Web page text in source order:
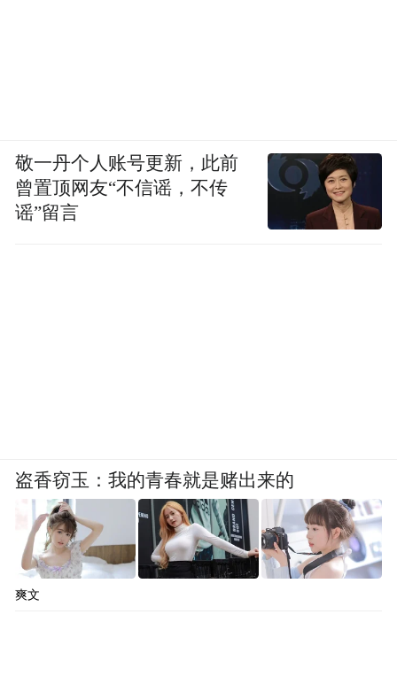
敬一丹个人账号更新，此前
曾置顶网友“不信谣，不传
谣”留言
盗香窃玉：我的青春就是赌出来的
爽文